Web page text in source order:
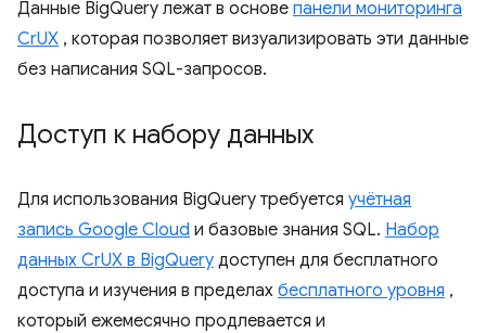
Данные BigQuery лежат в основе панели мониторинга
CrUX , которая позволяет визуализировать эти данные
без написания SQL-запросов.
Доступ к набору данных
Для использования BigQuery требуется учётная
запись Google Cloud и базовые знания SQL. Набор
данных CrUX в BigQuery доступен для бесплатного
доступа и изучения в пределах бесплатного уровня ,
который ежемесячно продлевается и